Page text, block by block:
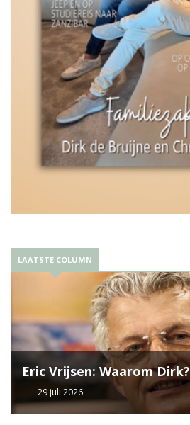
LAATSTE COLUMN
Eric Vrijsen: Waarom Dirk?
29 juli 2026